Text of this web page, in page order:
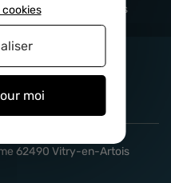
Sécurisé, sans frais
62490 Vitry-en-Artois
moi
cookies